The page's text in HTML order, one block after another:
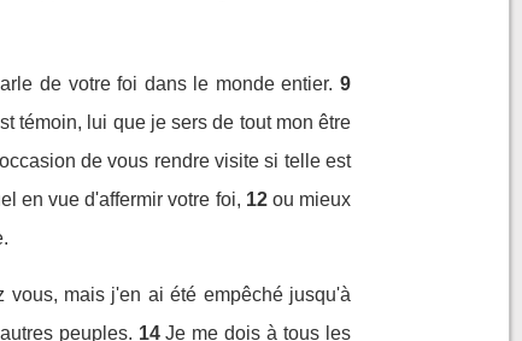
de votre foi dans le monde entier. 9
témoin, lui que je sers de tout mon être
de vous rendre visite si telle est
en vue d'affermir votre foi, 12 ou mieux
mais j'en ai été empêché jusqu'à
peuples. 14 Je me dois à tous les